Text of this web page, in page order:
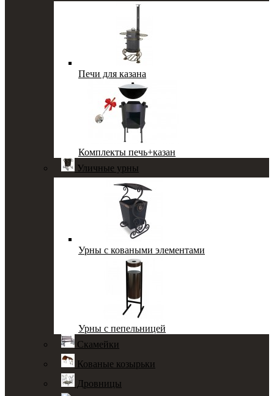
Печи для казана
Комплекты печь+казан
Уличные урны
Урны с коваными элементами
Урны с пепельницей
Скамейки
Кованые козырьки
Дровницы